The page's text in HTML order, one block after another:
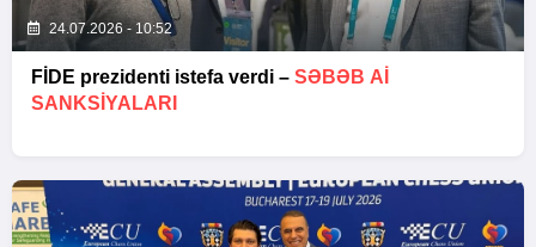
24.07.2026 - 10:52
FİDE prezidenti istefa verdi – SƏBƏB Aİ
SANKSIYALARI